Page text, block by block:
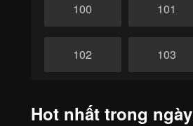
100 101
102 103
Hot nhất trong ngày